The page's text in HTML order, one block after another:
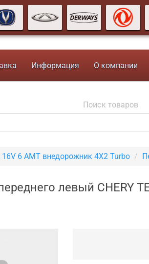
Информация О компании
16V 6 AMT внедорожник 4X2 Turbo
левый CHERY